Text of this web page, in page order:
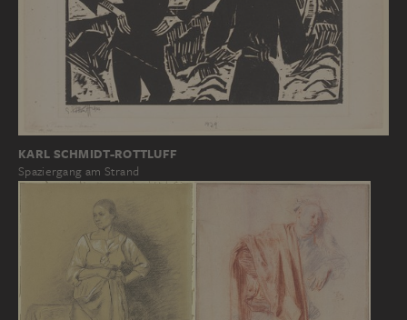
KARL SCHMIDT-ROTTLUFF
Spaziergang am Strand